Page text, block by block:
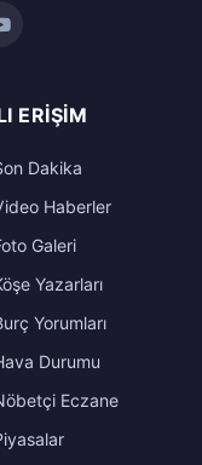
ERIŞIM
Dakika
Haberler
Galeri
Yazarları
Yorumları
Durumu
Eczane